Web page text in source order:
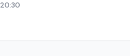
20:30